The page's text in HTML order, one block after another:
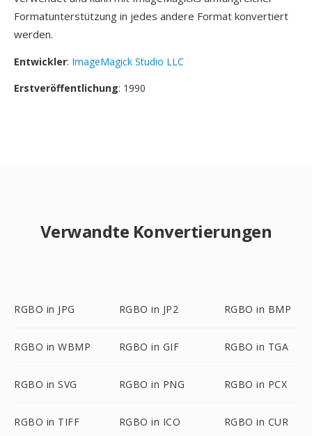
Formatunterstützung in jedes andere Format konvertiert
werden.
Entwickler: ImageMagick Studio LLC
Erstveröffentlichung: 1990
Verwandte Konvertierungen
RGBO in JPG RGBO in JP2 RGBO in BMP
RGBO in WBMP RGBO in GIF RGBO in TGA
RGBO in SVG RGBO in PNG RGBO in PCX
RGBO in TIFF RGBO in ICO RGBO in CUR